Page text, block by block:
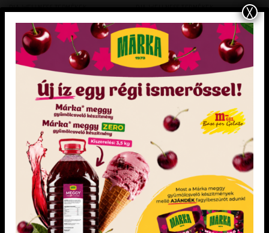
Csökkentett szénhidráttartalommal!
Élelmi rostban gazdag!
KEDVENCEM!
Gluténmentes Linzer alap (maltit
mentes)
Tejből származó összetevőket nem
tartalmaz! Édesítőszerekkel készült! A
mentes logóval ellátott termékeink külön
üzemben készülnek, amelyek a rajtuk
található jelölésnek megfelelő allergén
anyagot nem tartalmaznak,
keresztszennyeződés nem fordulhat elő. A
cukor helyett eritritet tartalmazó ételek
fogyasztása, a fogyasztást követően kisebb
okozhat mint a cukrot tartalmazó ételek
fogyasztása. Figyeljen a kiegyensúlyozott
és változatos táplálkozásra.
KEDVENCEM!
X